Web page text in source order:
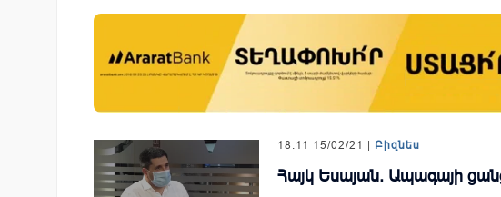
18:11 15/02/21 | Բիզնես
Հայկ Եսայան. Ապագայի
Ստարտափ
«Շտապ հաստատեք քարտի տվյալները»․
ամրագրման հետ կապված
զեղծարարությունների մասին